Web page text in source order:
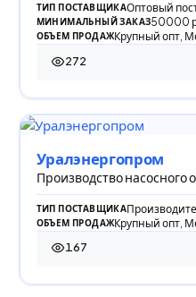
ТИП ПОСТАВЩИКАОптовый
МИНИМАЛЬНЫЙ ЗАКАЗ50000
ОБЪЕМ ПРОДАЖКрупный опт,
272
272 просмотра
Уралэнергопром
Производство насосного
ТИП ПОСТАВЩИКА
ОБЪЕМ ПРОДАЖКрупный опт,
167
167 просмотров